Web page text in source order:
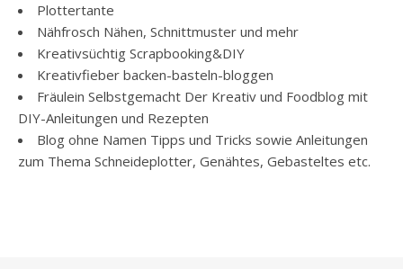
Plottertante
Nähfrosch Nähen, Schnittmuster und mehr
Kreativsüchtig Scrapbooking&DIY
Kreativfieber backen-basteln-bloggen
Fräulein Selbstgemacht Der Kreativ und Foodblog mit
DIY-Anleitungen und Rezepten
Blog ohne Namen Tipps und Tricks sowie Anleitungen
zum Thema Schneideplotter, Genähtes, Gebasteltes etc.